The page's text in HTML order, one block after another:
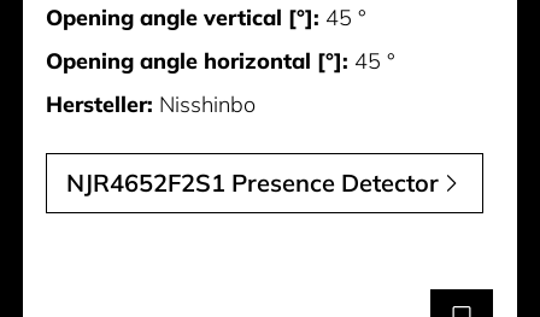
Opening angle vertical [°]: 45 °
Opening angle horizontal [°]: 45 °
Hersteller: Nisshinbo
NJR4652F2S1 Presence Detector